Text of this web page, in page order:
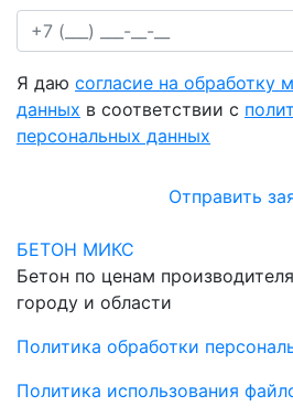
Я даю согласие на обработку
данных в соответствии с
персональных данных
Отправить
БЕТОН МИКС
Бетон по ценам
городу и области
Политика обработки
Политика использования